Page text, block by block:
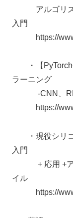
アルゴリズム
入門
https://
・【
ラーニング
-CNN、RNN
https://
・現役シリコ
入門
+ 応用 +アメ
イル
https://